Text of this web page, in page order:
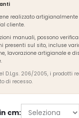
realizzato
cliente.
manuali, possono
presenti sul sito, incluse
lavorazione artigianale e
D.Lgs. 206/2005, i prodotti
di recesso.
cm: